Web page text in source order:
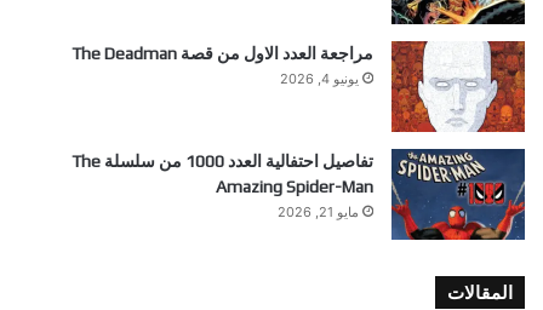
مراجعة العدد الاول من قصة The Deadman
يونيو 4, 2026
تفاصيل احتفالية العدد 1000 من سلسلة The
Amazing Spider-Man
مايو 21, 2026
المقالات